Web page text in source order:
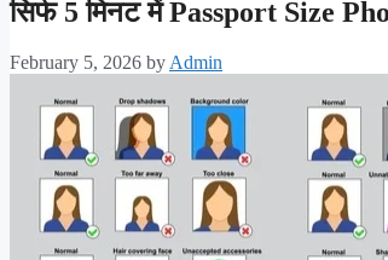
सिर्फ 5 मिनट में Passport Size
February 5, 2026 byAdmin